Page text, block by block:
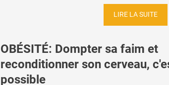
LIRE LA SUITE
OBÉSITÉ: Dompter sa faim et
reconditionner son cerveau,
possible